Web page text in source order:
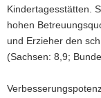
Kindertagesstätten.
hohen
und Erzieher den
(Sachsen: 8,9;